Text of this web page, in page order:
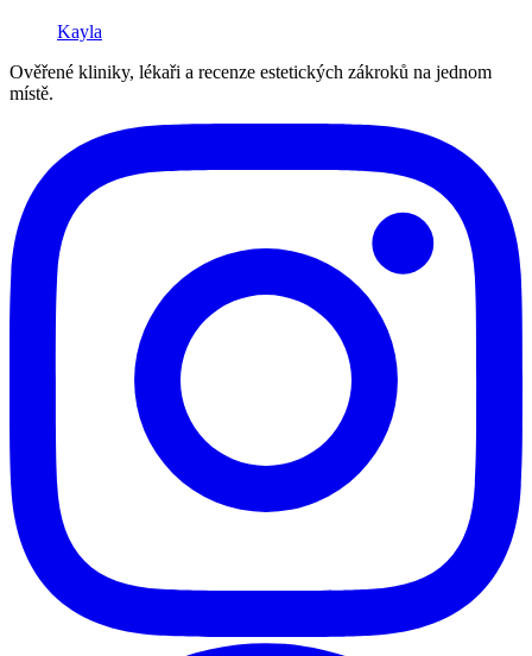
Kayla
Ověřené kliniky, lékaři a recenze estetických zákroků na jednom
místě.